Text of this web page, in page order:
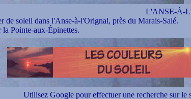
L'ANSE-À-
de soleil dans l'Anse-à-l'Orignal, près du Marais-Salé.
la Pointe-aux-Épinettes.
Utilisez Google pour effectuer une recherche sur